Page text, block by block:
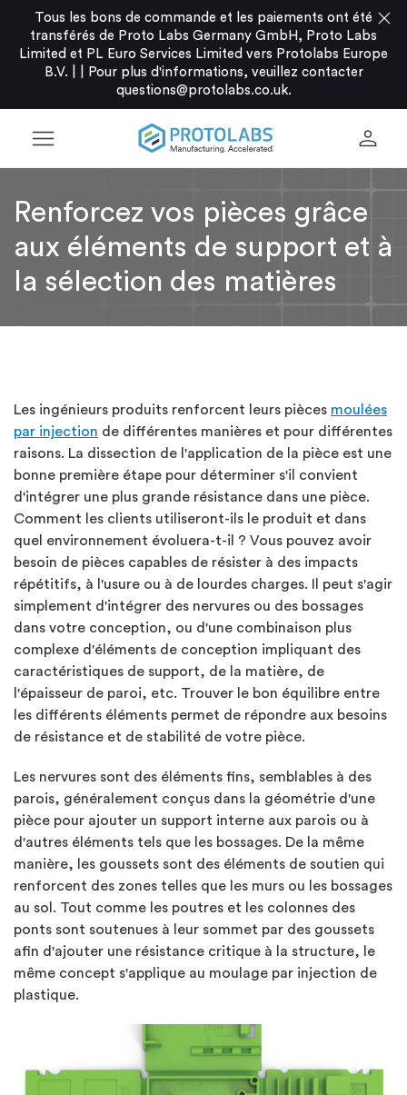
Tous les bons de commande et les paiements ont été
transférés de Proto Labs Germany GmbH, Proto Labs
Limited et PL Euro Services Limited vers Protolabs Europe
B.V. |
Pour plus d'informations, veuillez contacter
questions@protolabs.co.uk.
close
menu person
Renforcez vos pièces grâce
aux éléments de support et à
la sélection des matières
Les ingénieurs produits renforcent leurs pièces moulées
par injection de différentes manières et pour différentes
raisons. La dissection de l'application de la pièce est une
bonne première étape pour déterminer s'il convient
d'intégrer une plus grande résistance dans une pièce.
Comment les clients utiliseront-ils le produit et dans
quel environnement évoluera-t-il ? Vous pouvez avoir
besoin de pièces capables de résister à des impacts
répétitifs, à l'usure ou à de lourdes charges. Il peut s'agir
simplement d'intégrer des nervures ou des bossages
dans votre conception, ou d'une combinaison plus
complexe d'éléments de conception impliquant des
caractéristiques de support, de la matière, de
l'épaisseur de paroi, etc. Trouver le bon équilibre entre
les différents éléments permet de répondre aux besoins
de résistance et de stabilité de votre pièce.
Les nervures sont des éléments fins, semblables à des
parois, généralement conçus dans la géométrie d'une
pièce pour ajouter un support interne aux parois ou à
d'autres éléments tels que les bossages. De la même
manière, les goussets sont des éléments de soutien qui
renforcent des zones telles que les murs ou les bossages
au sol. Tout comme les poutres et les colonnes des
ponts sont soutenues à leur sommet par des goussets
afin d'ajouter une résistance critique à la structure, le
même concept s'applique au moulage par injection de
plastique.